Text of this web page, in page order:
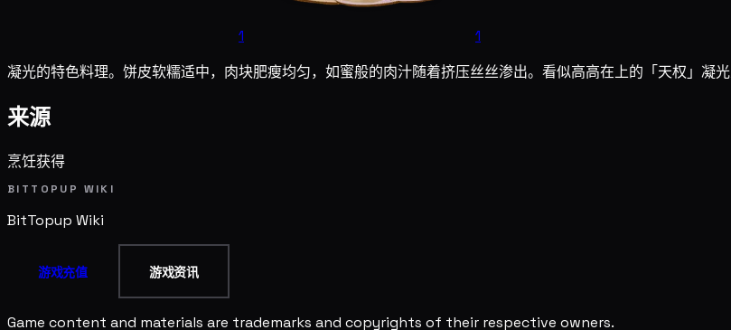
1
1
凝光的特色料理。饼皮软糯适中，肉块肥瘦均匀，如蜜般的肉汁随着挤压丝丝渗出。看似高高在上的「天权」凝
来源
烹饪获得
BITTOPUP WIKI
BitTopup Wiki
游戏充值 游戏资讯
Game content and materials are trademarks and copyrights of their respective owners.